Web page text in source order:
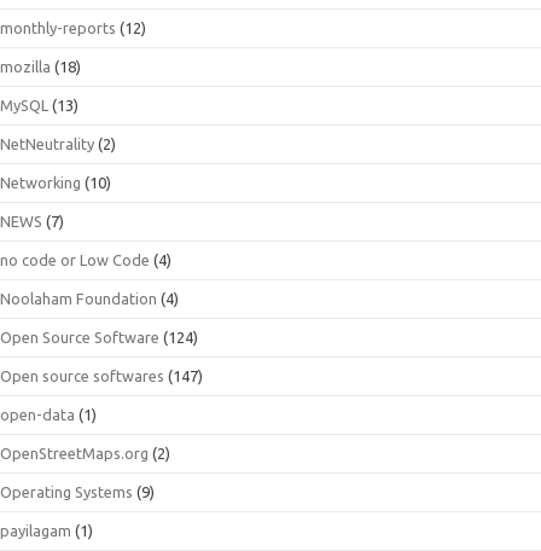
monthly-reports (12)
mozilla (18)
MySQL (13)
NetNeutrality (2)
Networking (10)
NEWS (7)
no code or Low Code (4)
Noolaham Foundation (4)
Open Source Software (124)
Open source softwares (147)
open-data (1)
OpenStreetMaps.org (2)
Operating Systems (9)
payilagam (1)